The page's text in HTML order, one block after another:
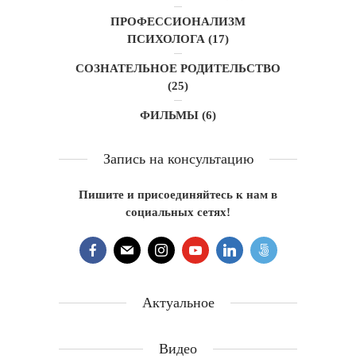
ПРОФЕССИОНАЛИЗМ
ПСИХОЛОГА (17)
СОЗНАТЕЛЬНОЕ РОДИТЕЛЬСТВО
(25)
ФИЛЬМЫ (6)
Запись на консультацию
Пишите и присоединяйтесь к нам в
социальных сетях!
Актуальное
Видео